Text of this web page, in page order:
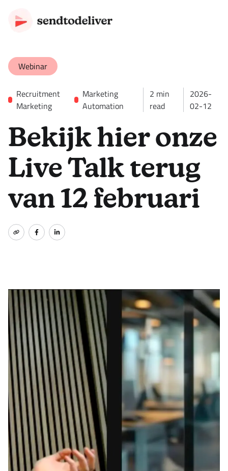
Webinar
Recruitment
Marketing
Marketing
Automation
2 min
read
2026-
02-12
Bekijk hier onze
Live Talk terug
van 12 februari